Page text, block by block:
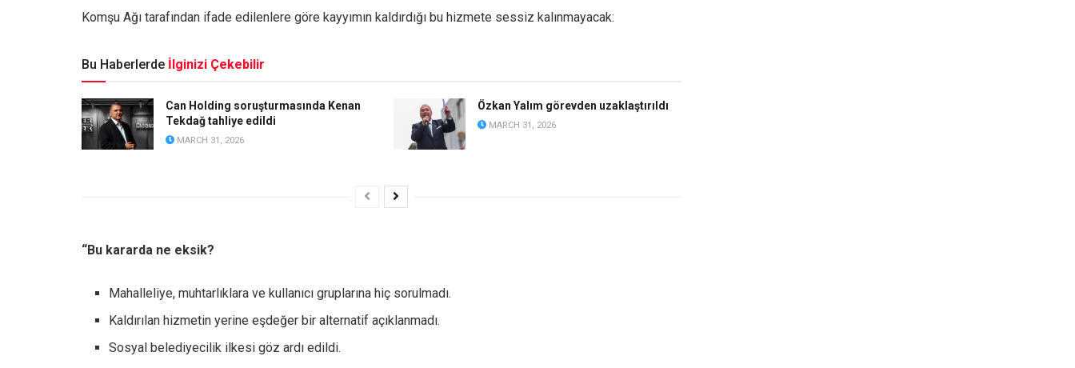
Komşu Ağı tarafından ifade edilenlere göre kayyımın kaldırdığı bu hizmete sessiz kalınmayacak:
Bu Haberlerde İlginizi Çekebilir
Can Holding soruşturmasında Kenan
Tekdağ tahliye edildi
MARCH 31, 2026
Özkan Yalım görevden uzaklaştırıldı
MARCH 31, 2026
“Bu kararda ne eksik?
Mahalleliye, muhtarlıklara ve kullanıcı gruplarına hiç sorulmadı.
Kaldırılan hizmetin yerine eşdeğer bir alternatif açıklanmadı.
Sosyal belediyecilik ilkesi göz ardı edildi.